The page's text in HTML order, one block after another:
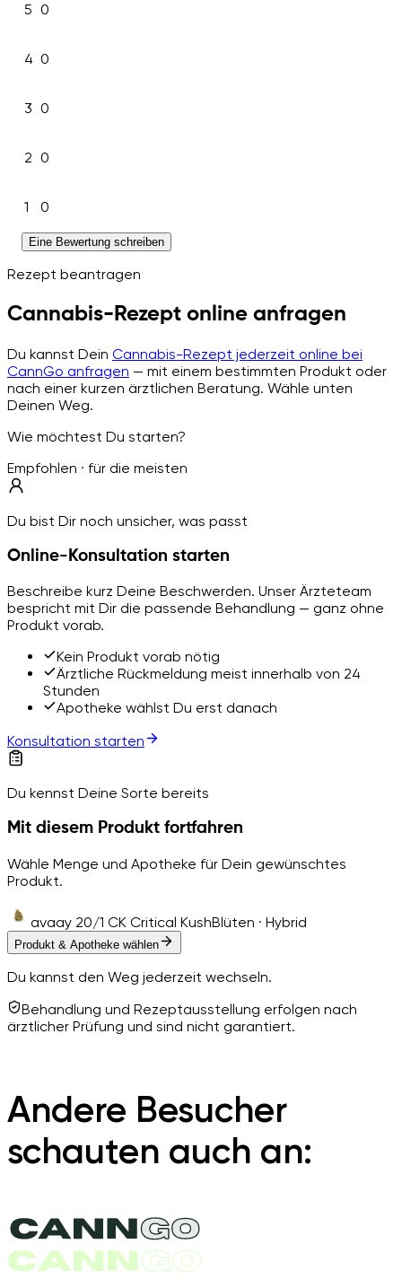
5 0
4 0
3 0
2 0
1 0
Eine Bewertung schreiben
Rezept beantragen
Cannabis-Rezept online anfragen
Du kannst Dein Cannabis-Rezept jederzeit online bei
CannGo anfragen — mit einem bestimmten Produkt oder
nach einer kurzen ärztlichen Beratung. Wähle unten
Deinen Weg.
Wie möchtest Du starten?
Empfohlen · für die meisten
Du bist Dir noch unsicher, was passt
Online-Konsultation starten
Beschreibe kurz Deine Beschwerden. Unser Ärzteteam
bespricht mit Dir die passende Behandlung — ganz ohne
Produkt vorab.
Kein Produkt vorab nötig
Ärztliche Rückmeldung meist innerhalb von 24
Stunden
Apotheke wählst Du erst danach
Konsultation starten
Du kennst Deine Sorte bereits
Mit diesem Produkt fortfahren
Wähle Menge und Apotheke für Dein gewünschtes
Produkt.
avaay 20/1 CK Critical KushBlüten · Hybrid
Produkt & Apotheke wählen
Du kannst den Weg jederzeit wechseln.
Behandlung und Rezeptausstellung erfolgen nach
ärztlicher Prüfung und sind nicht garantiert.
Andere Besucher
schauten auch an: